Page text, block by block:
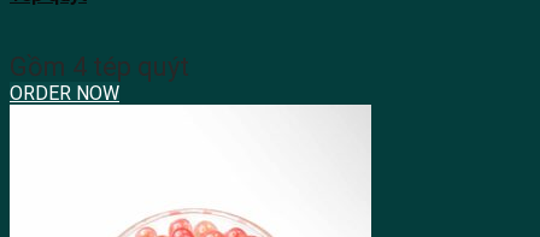
Gồm 4 tép quýt
ORDER NOW